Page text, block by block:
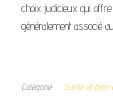
choix judicieux qui
généralement associé
Catégorie Santé et bien-